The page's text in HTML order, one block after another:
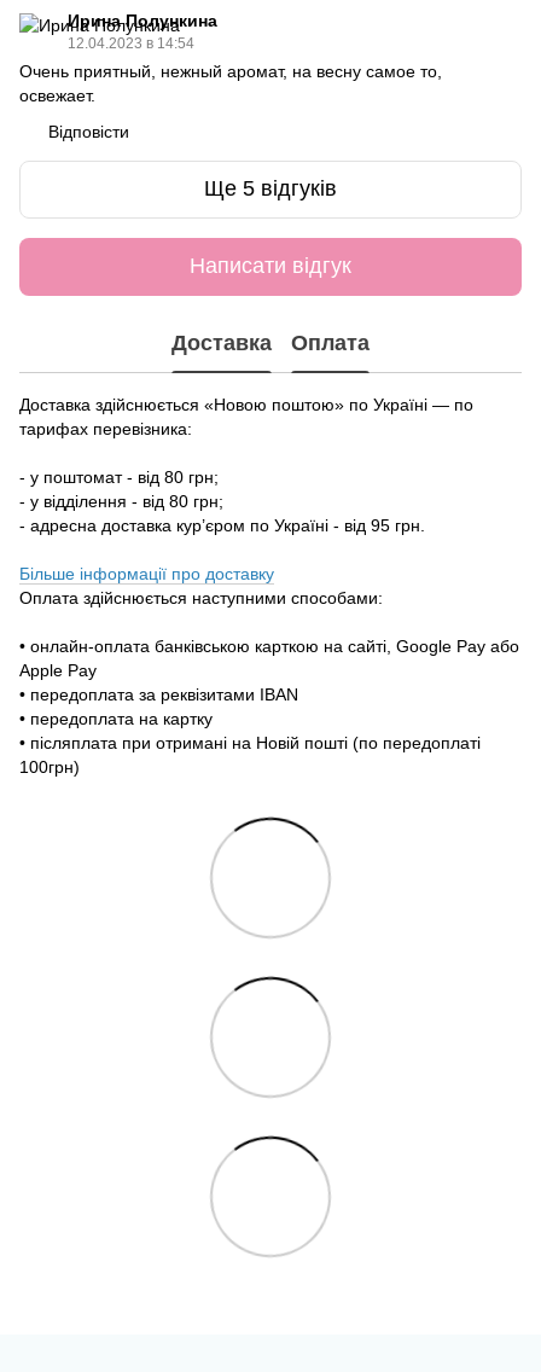
Ирина Полункина
12.04.2023 в 14:54
Очень приятный, нежный аромат, на весну самое то,
освежает.
Відповісти
Ще 5 відгуків
Написати відгук
Доставка Оплата
Доставка здійснюється «Новою поштою» по Україні — по
тарифах перевізника:
- у поштомат - від 80 грн;
- у відділення - від 80 грн;
- адресна доставка кур’єром по Україні - від 95 грн.
Більше інформації про доставку
Оплата здійснюється наступними способами:
• онлайн-оплата банківською карткою на сайті, Google Pay або
Apple Pay
• передоплата за реквізитами IBAN
• передоплата на картку
• післяплата при отримані на Новій пошті (по передоплаті
100грн)